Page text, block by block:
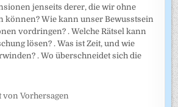
jenseits derer, die wir ohne
können? Wie kann unser Bewusstsein
vordringen? . Welche Rätsel kann
lösen? . Was ist Zeit, und wie
. Wo überschneidet sich die
von Vorhersagen